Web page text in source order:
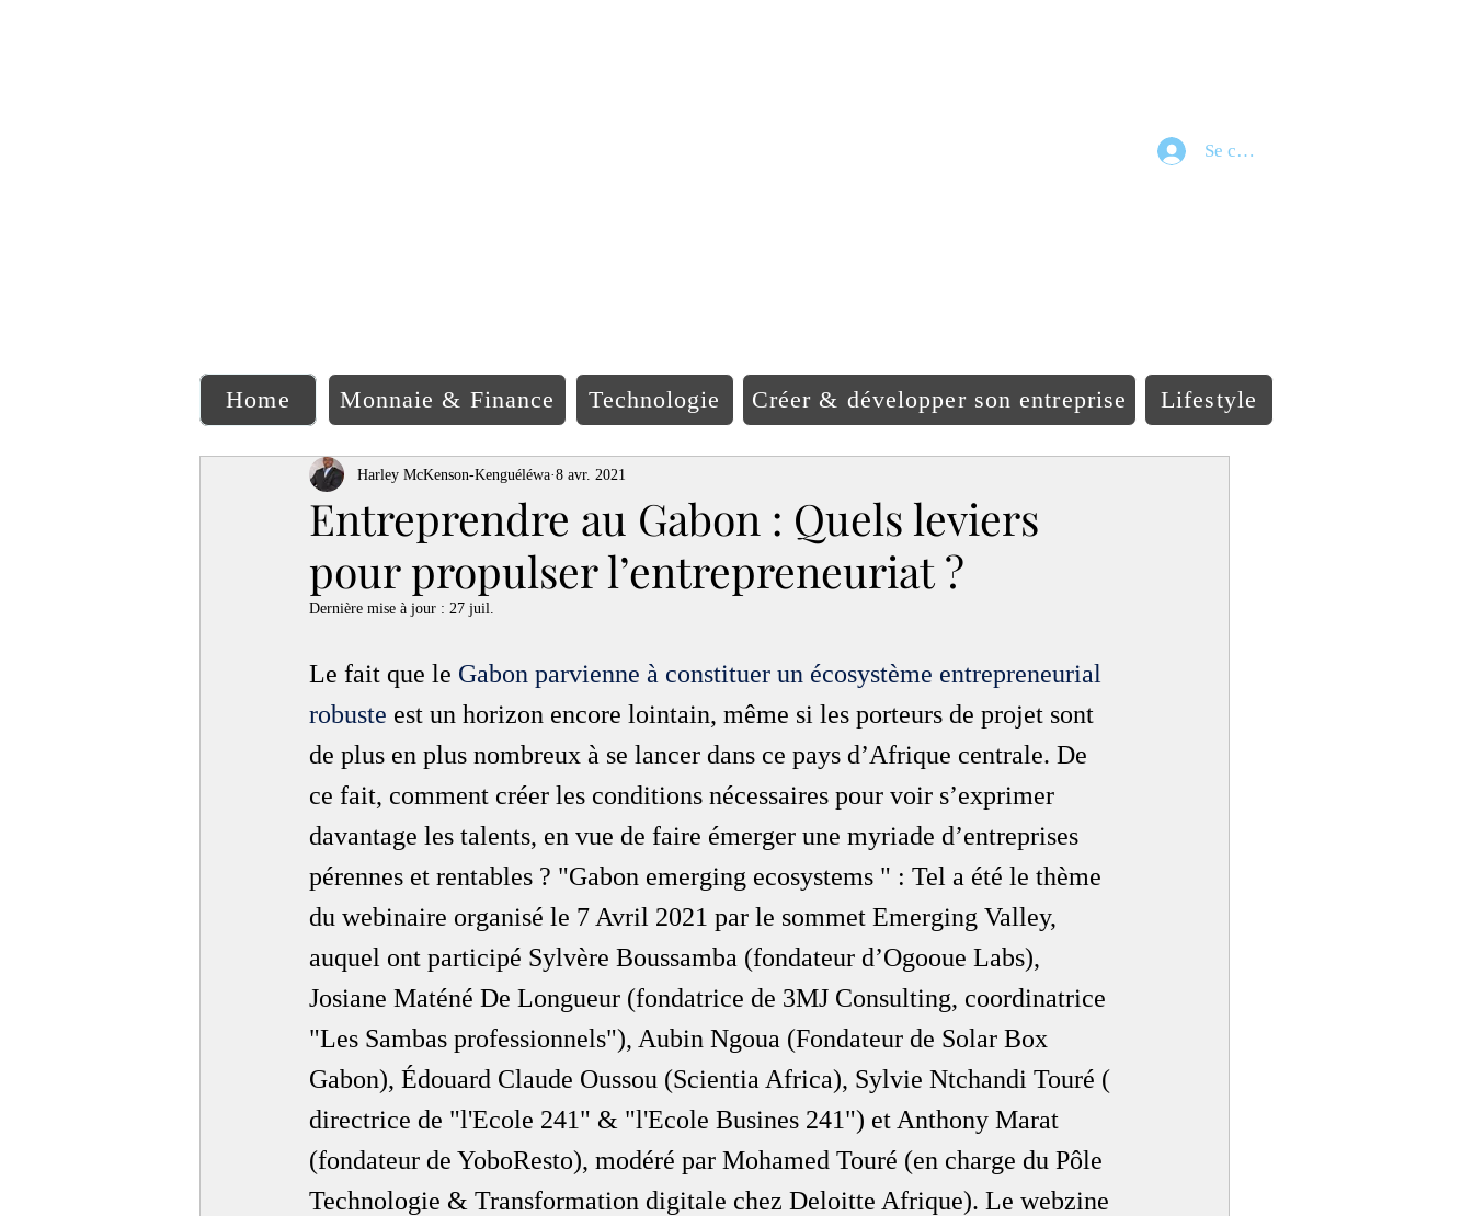
Se connecter
Home Monnaie & Finance Technologie Créer & développer son entreprise Lifestyle
Entreprendre au Gabon : Quels leviers
pour propulser l’entrepreneuriat ?
Harley McKenson-Kenguéléwa 8 avr. 2021
Dernière mise à jour : 27 juil.
Le fait que le Gabon parvienne à constituer un écosystème entrepreneurial
robuste est un horizon encore lointain, même si les porteurs de projet sont
de plus en plus nombreux à se lancer dans ce pays d’Afrique centrale. De
ce fait, comment créer les conditions nécessaires pour voir s’exprimer
davantage les talents, en vue de faire émerger une myriade d’entreprises
pérennes et rentables ? "Gabon emerging ecosystems " : Tel a été le thème
du webinaire organisé le 7 Avril 2021 par le sommet Emerging Valley,
auquel ont participé Sylvère Boussamba (fondateur d’Ogooue Labs),
Josiane Maténé De Longueur (fondatrice de 3MJ Consulting, coordinatrice
"Les Sambas professionnels"), Aubin Ngoua (Fondateur de Solar Box
Gabon), Édouard Claude Oussou (Scientia Africa), Sylvie Ntchandi Touré (
directrice de "l'Ecole 241" & "l'Ecole Busines 241") et Anthony Marat
(fondateur de YoboResto), modéré par Mohamed Touré (en charge du Pôle
Technologie & Transformation digitale chez Deloitte Afrique). Le webzine